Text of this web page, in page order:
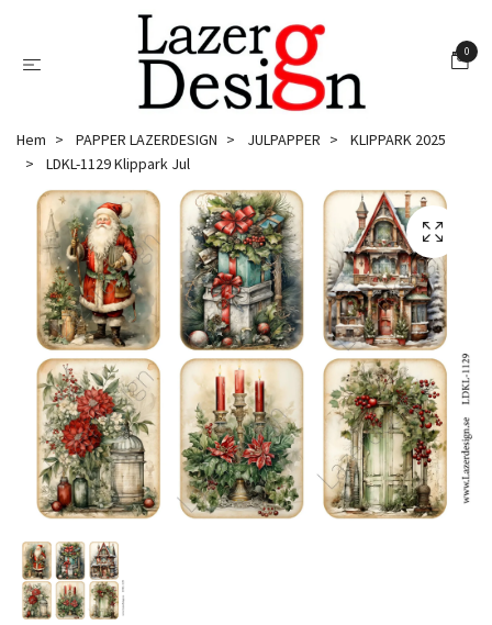
0
Hem PAPPER LAZERDESIGN JULPAPPER
KLIPPARK 2025
LDKL-1129 Klippark Jul